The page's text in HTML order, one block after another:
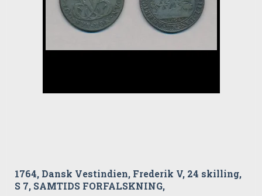
1764, Dansk Vestindien, Frederik V, 24 skilling,
S 7, SAMTIDS FORFALSKNING,